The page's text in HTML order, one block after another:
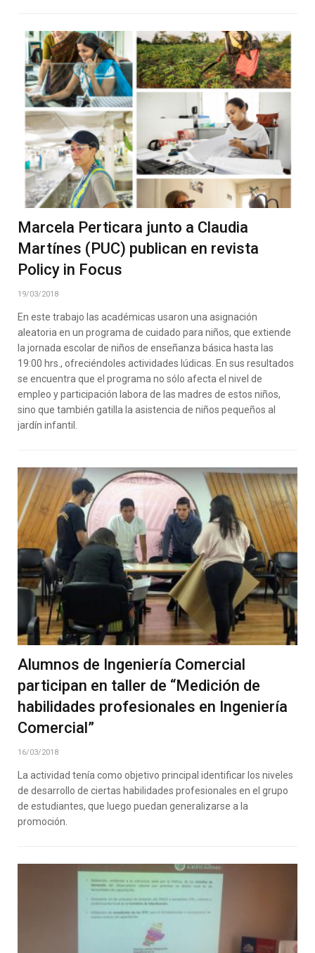
Marcela Perticara junto a Claudia
Martínes (PUC) publican en revista
Policy in Focus
19/03/2018
En este trabajo las académicas usaron una asignación
aleatoria en un programa de cuidado para niños, que extiende
la jornada escolar de niños de enseñanza básica hasta las
19:00 hrs., ofreciéndoles actividades lúdicas. En sus resultados
se encuentra que el programa no sólo afecta el nivel de
empleo y participación labora de las madres de estos niños,
sino que también gatilla la asistencia de niños pequeños al
jardín infantil.
Alumnos de Ingeniería Comercial
participan en taller de “Medición de
habilidades profesionales en Ingeniería
Comercial”
16/03/2018
La actividad tenía como objetivo principal identificar los niveles
de desarrollo de ciertas habilidades profesionales en el grupo
de estudiantes, que luego puedan generalizarse a la
promoción.